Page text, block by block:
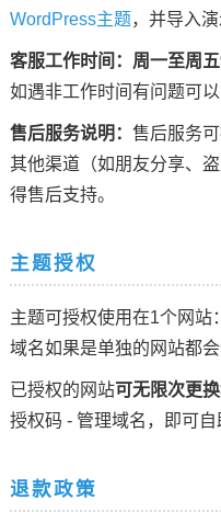
WordPress主题，并导入演
客服工作时间： 周一至周
如遇非工作时间有问题可以
售后服务说明： 售后服务
其他渠道（如朋友分享、
得售后支持。
主题授权
主题可授权使用在1个网站：
域名如果是单独的网站都会
已授权的网站可无限次更
授权码 - 管理域名，即可自
退款政策